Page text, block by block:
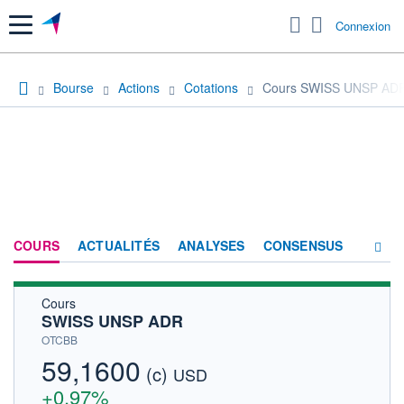
Menu Connexion
Bourse Actions Cotations Cours SWISS UNSP
COURS ACTUALITÉS ANALYSES CONSENSUS
ACTIONNAIRES
Cours
SWISS UNSP ADR
OTCBB
59,1600 (c) USD
+0,97%